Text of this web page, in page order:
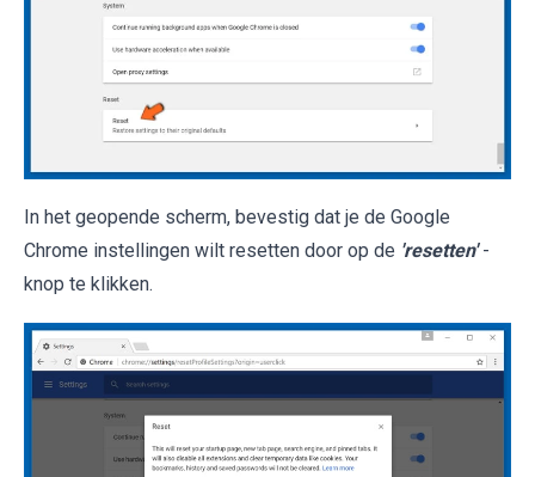
In het geopende scherm, bevestig dat je de Google
Chrome instellingen wilt resetten door op de 'resetten' -
knop te klikken.